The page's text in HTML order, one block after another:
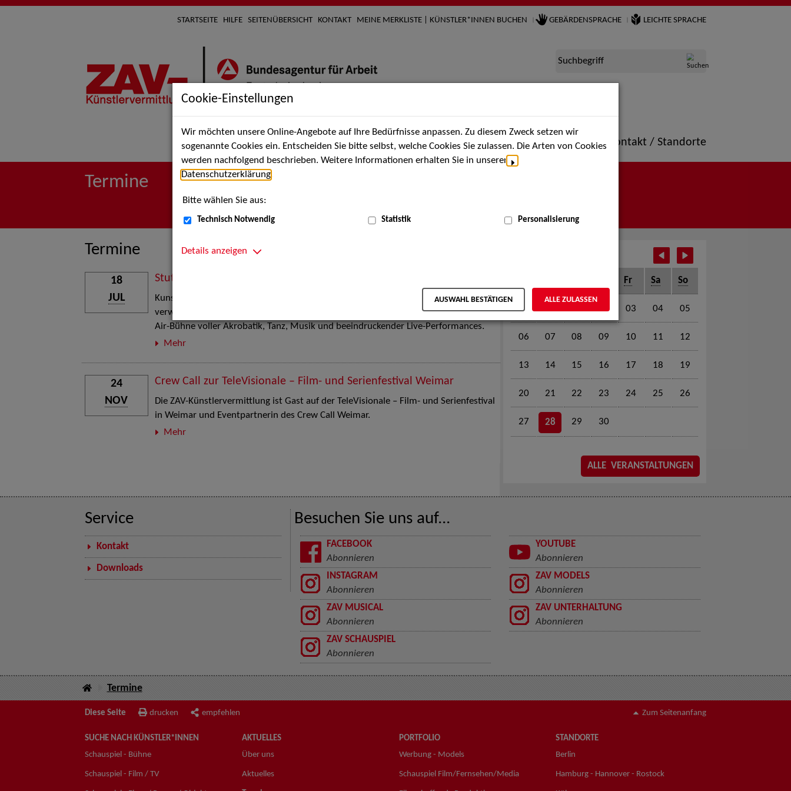
STARTSEITE HILFE SEITENÜBERSICHT KONTAKT MEINE MERKLISTE | KÜNSTLER*INNEN BUCHEN GEBÄRDENSPRACHE LEICHTE SPRACHE
Suchbegriff
Suche nach Künstler*innen Über uns Aktuelles Termine Portfolio Kontakt / Standorte
Termine
Termine
Stuttgart Street Art
Kunst, Live-Acts und Aktionen für Kinder und Familien. Die Stuttgart Street Art
verwandelt den Schlossplatz am 18. Juli 2026 von12 bis 18 Uhr in eine große Open-
Air-Bühne voller Akrobatik, Tanz, Musik und beeindruckender Live-Performances.
Mehr
18
JUL
Crew Call zur TeleVisionale – Film- und Serienfestival Weimar
Die ZAV-Künstlervermittlung ist Gast auf der TeleVisionale – Film- und Serienfestival
in Weimar und Eventpartnerin des Crew Call Weimar.
Mehr
24
NOV
Fr Sa So
02 03 04 05
06 07 08 09 10 11 12
13 14 15 16 17 18 19
20 21 22 23 24 25 26
27 28 29 30
ALLE VERANSTALTUNGEN
Service
Kontakt
Downloads
Besuchen Sie uns auf...
FACEBOOK
Abonnieren
YOUTUBE
Abonnieren
INSTAGRAM
Abonnieren
ZAV MODELS
Abonnieren
ZAV MUSICAL
Abonnieren
ZAV UNTERHALTUNG
Abonnieren
ZAV SCHAUSPIEL
Abonnieren
Termine
Diese Seite drucken empfehlen Zum Seitenanfang
SUCHE NACH KÜNSTLER*INNEN
Schauspiel - Bühne
Schauspiel - Film / TV
AKTUELLES
Über uns
Aktuelles
PORTFOLIO
Werbung - Models
Schauspiel Film/Fernsehen/Media
STANDORTE
Berlin
Hamburg - Hannover - Rostock
Cookie-Einstellungen
Wir möchten unsere Online-Angebote auf Ihre Bedürfnisse anpassen. Zu diesem Zweck setzen wir
sogenannte Cookies ein. Entscheiden Sie bitte selbst, welche Cookies Sie zulassen. Die Arten von Cookies
werden nachfolgend beschrieben. Weitere Informationen erhalten Sie in unserer
Datenschutzerklärung
Bitte wählen Sie aus:
Technisch Notwendig Statistik Personalisierung
Details anzeigen
AUSWAHL BESTÄTIGEN ALLE ZULASSEN